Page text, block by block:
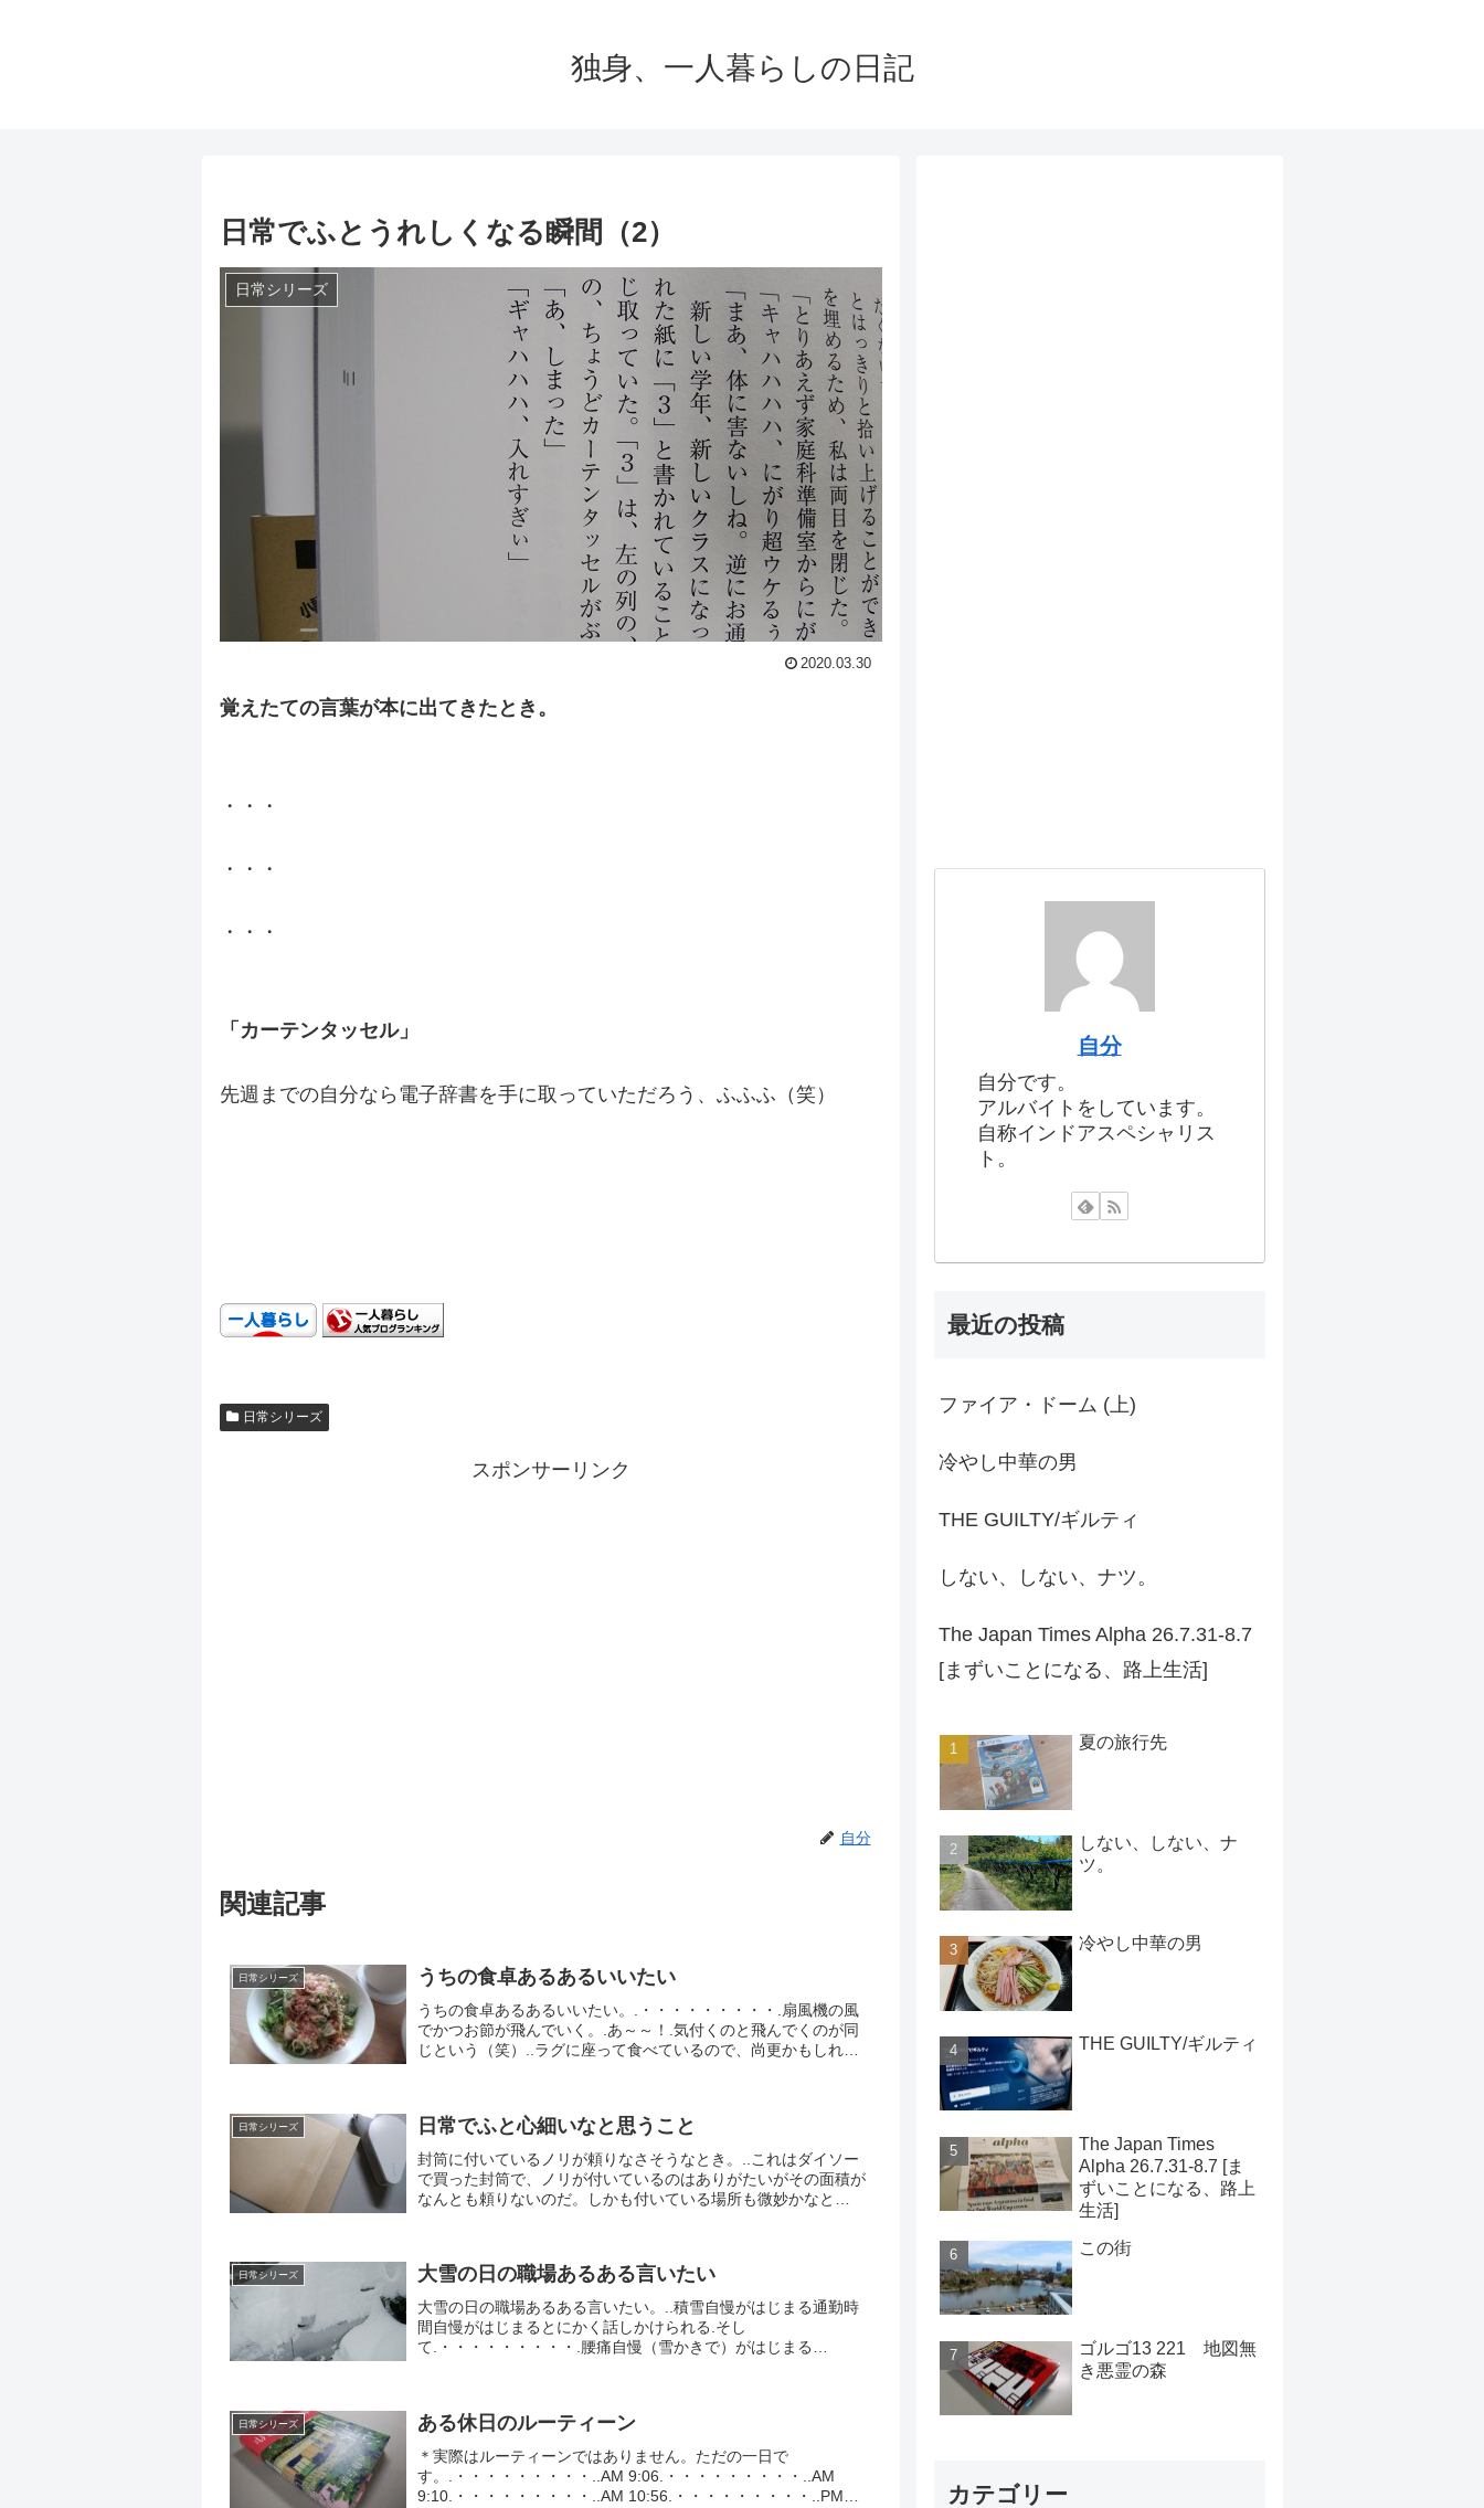
独身、一人暮らしの日記
日常でふとうれしくなる瞬間（2）
日常シリーズ
2020.03.30
覚えたての言葉が本に出てきたとき。
・・・
・・・
・・・
「カーテンタッセル」
先週までの自分なら電子辞書を手に取っていただろう、ふふふ（笑）
日常シリーズ
スポンサーリンク
自分
関連記事
日常シリーズ うちの食卓あるあるいいたい
うちの食卓あるあるいいたい。.・・・・・・・・・.扇風機の風
でかつお節が飛んでいく。.あ～～！.気付くのと飛んでくのが同
じという（笑）..ラグに座って食べているので、尚更かもしれな
日常シリーズ 日常でふと心細いなと思うこと
封筒に付いているノリが頼りなさそうなとき。..これはダイソー
で買った封筒で、ノリが付いているのはありがたいがその面積が
なんとも頼りないのだ。しかも付いている場所も微妙かなと
日常シリーズ 大雪の日の職場あるある言いたい
大雪の日の職場あるある言いたい。..積雪自慢がはじまる通勤時
間自慢がはじまるとにかく話しかけられる.そし
て.・・・・・・・・・.腰痛自慢（雪かきで）がはじまる
日常シリーズ ある休日のルーティーン
＊実際はルーティーンではありません。ただの一日で
す。.・・・・・・・・・..AM 9:06.・・・・・・・・・..AM
9:10.・・・・・・・・・..AM 10:56.・・・・・・・・・..PM
自分
自分です。
アルバイトをしています。
自称インドアスペシャリス
ト。
最近の投稿
ファイア・ドーム (上)
冷やし中華の男
THE GUILTY/ギルティ
しない、しない、ナツ。
The Japan Times Alpha 26.7.31-8.7
[まずいことになる、路上生活]
夏の旅行先
しない、しない、ナ
ツ。
冷やし中華の男
THE GUILTY/ギルティ
The Japan Times
Alpha 26.7.31-8.7 [ま
ずいことになる、路上
生活]
この街
ゴルゴ13 221 地図無
き悪霊の森
カテゴリー